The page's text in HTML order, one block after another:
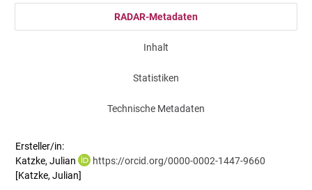
RADAR-Metadaten
Inhalt
Statistiken
Technische Metadaten
Ersteller/in:
Katzke, Julian
https://orcid.org/0000-0002-1447-9660
[Katzke, Julian]